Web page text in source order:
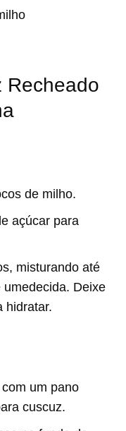
Recheado
de milho.
açúcar para
misturando até
Deixe
hidratar.
um pano
cuscuz.